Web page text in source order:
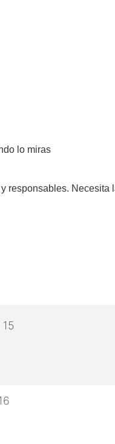
lo miras
responsables. Necesita